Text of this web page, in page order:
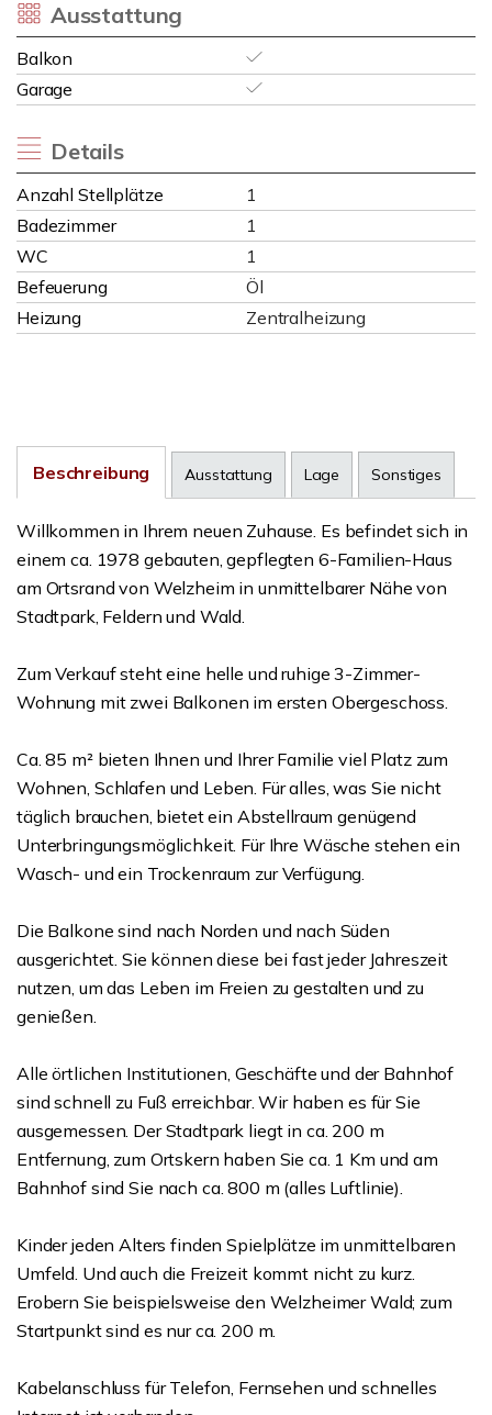
Ausstattung
Balkon
Garage
Details
Anzahl Stellplätze
1
Badezimmer
1
WC
1
Befeuerung
Öl
Heizung
Zentralheizung
Beschreibung Ausstattung Lage Sonstiges
Willkommen in Ihrem neuen Zuhause. Es befindet sich in
einem ca. 1978 gebauten, gepflegten 6-Familien-Haus
am Ortsrand von Welzheim in unmittelbarer Nähe von
Stadtpark, Feldern und Wald.
Zum Verkauf steht eine helle und ruhige 3-Zimmer-
Wohnung mit zwei Balkonen im ersten Obergeschoss.
Ca. 85 m² bieten Ihnen und Ihrer Familie viel Platz zum
Wohnen, Schlafen und Leben. Für alles, was Sie nicht
täglich brauchen, bietet ein Abstellraum genügend
Unterbringungsmöglichkeit. Für Ihre Wäsche stehen ein
Wasch- und ein Trockenraum zur Verfügung.
Die Balkone sind nach Norden und nach Süden
ausgerichtet. Sie können diese bei fast jeder Jahreszeit
nutzen, um das Leben im Freien zu gestalten und zu
genießen.
Alle örtlichen Institutionen, Geschäfte und der Bahnhof
sind schnell zu Fuß erreichbar. Wir haben es für Sie
ausgemessen. Der Stadtpark liegt in ca. 200 m
Entfernung, zum Ortskern haben Sie ca. 1 Km und am
Bahnhof sind Sie nach ca. 800 m (alles Luftlinie).
Kinder jeden Alters finden Spielplätze im unmittelbaren
Umfeld. Und auch die Freizeit kommt nicht zu kurz.
Erobern Sie beispielsweise den Welzheimer Wald; zum
Startpunkt sind es nur ca. 200 m.
Kabelanschluss für Telefon, Fernsehen und schnelles